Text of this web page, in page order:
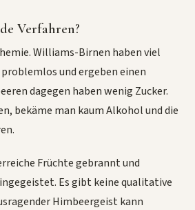
Verfahren?
Williams-Birnen haben viel
und ergeben einen
dagegen haben wenig Zucker.
bekäme man kaum Alkohol und die
Früchte gebrannt und
Es gibt keine qualitative
Himbeergeist kann